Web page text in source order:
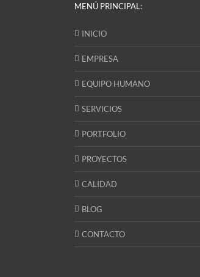
MENÚ PRINCIPAL:
INICIO
EMPRESA
EQUIPO HUMANO
SERVICIOS
PORTFOLIO
PROYECTOS
CALIDAD
BLOG
CONTACTO